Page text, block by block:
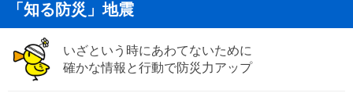
「知る防災」地震
いざという時にあわてないために
確かな情報と行動で防災力アップ